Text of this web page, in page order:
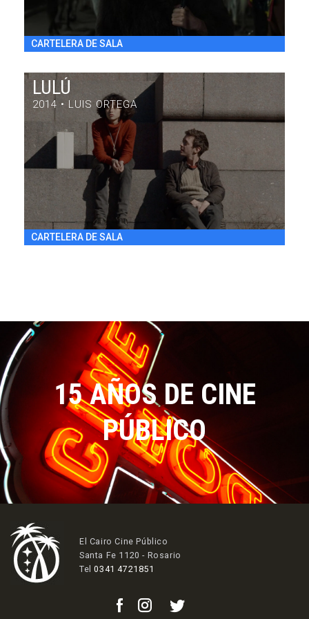
CARTELERA DE SALA
LULÚ
2014 • LUIS ORTEGA
CARTELERA DE SALA
LULÚ
DRAMA / 84' / ARGENTINA / 2014
VIE 31/7 20:30h
15 AÑOS DE CINE
PÚBLICO
El Cairo Cine Público
Santa Fe 1120 - Rosario
Tel0341 4721851